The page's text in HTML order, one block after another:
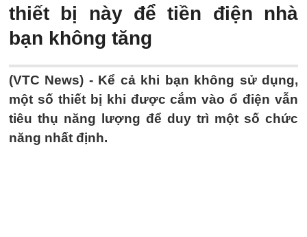
thiết bị này để tiền điện nhà
bạn không tăng
(VTC News) - Kể cả khi bạn không sử dụng,
một số thiết bị khi được cắm vào ổ điện vẫn
tiêu thụ năng lượng để duy trì một số chức
năng nhất định.